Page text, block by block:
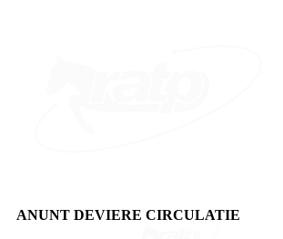
ANUNT DEVIERE CIRCULATIE